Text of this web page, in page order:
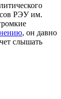
РЭУ им.
, он давно
слышать